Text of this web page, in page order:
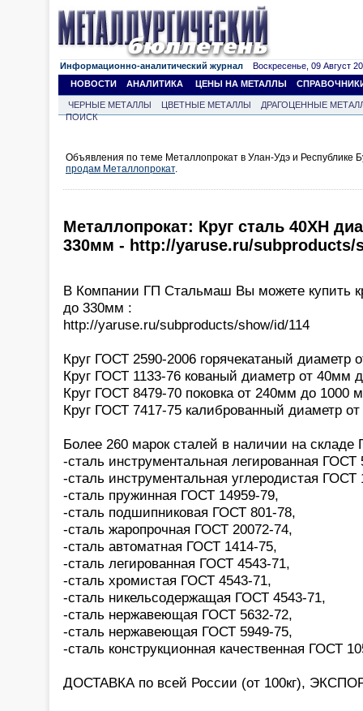
Информационно-аналитический журнал Воскресенье, 09 Август
НОВОСТИ
АНАЛИТИКА ЦЕНЫ НА МЕТАЛЛЫ
ЧЕРНЫЕ МЕТАЛЛЫ ЦВЕТНЫЕ МЕТАЛЛЫ
ДРАГОЦЕННЫЕ
ПОИСК
Объявления по теме Металлопрокат в Улан-Удэ и Республике
продам Металлопрокат.
Металлопрокат: Круг сталь 40ХН
330мм - http://yaruse.ru/subproducts/
В Компании ГП Стальмаш Вы можете купить
до 330мм :
http://yaruse.ru/subproducts/show/id/114
Круг ГОСТ 2590-2006 горячекатаный
Круг ГОСТ 1133-76 кованый диаметр от 40мм
Круг ГОСТ 8479-70 поковка от 240мм до 1000
Круг ГОСТ 7417-75 калиброванный диаметр
Более 260 марок сталей в наличии на
-сталь инструментальная легированная ГОСТ
-сталь инструментальная углеродистая ГОСТ
-сталь пружинная ГОСТ 14959-79,
-сталь подшипниковая ГОСТ 801-78,
-сталь жаропрочная ГОСТ 20072-74,
-сталь автоматная ГОСТ 1414-75,
-сталь легированная ГОСТ 4543-71,
-сталь хромистая ГОСТ 4543-71,
-сталь никельсодержащая ГОСТ 4543-71,
-сталь нержавеющая ГОСТ 5632-72,
-сталь нержавеющая ГОСТ 5949-75,
-сталь конструкционная качественная ГОСТ
ДОСТАВКА по всей России (от 100кг),